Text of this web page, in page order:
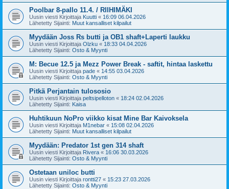
Poolbar 8-pallo 11.4. / RIIHIMÄKI
Uusin viesti Kirjoittaja Kuutti « 16:09 06.04.2026
Lähetetty Sijainti: Muut kansalliset kilpailut
Myydään Joss Rs butti ja OB1 shaft+Laperti laukku
Uusin viesti Kirjoittaja Olzku « 18:33 04.04.2026
Lähetetty Sijainti: Osto & Myynti
M: Becue 12.5 ja Mezz Power Break - saftit, hintaa laskettu
Uusin viesti Kirjoittaja pade « 14:55 03.04.2026
Lähetetty Sijainti: Osto & Myynti
Pitkä Perjantain tulososio
Uusin viesti Kirjoittaja peltsipelloton « 18:24 02.04.2026
Lähetetty Sijainti: Kaisa
Huhtikuun NoPro viikko kisat Mine Bar Kaivoksela
Uusin viesti Kirjoittaja M1nebar « 15:08 02.04.2026
Lähetetty Sijainti: Muut kansalliset kilpailut
Myydään: Predator 1st gen 314 shaft
Uusin viesti Kirjoittaja Rivera « 16:06 30.03.2026
Lähetetty Sijainti: Osto & Myynti
Ostetaan uniloc butti
Uusin viesti Kirjoittaja rontti27 « 15:23 27.03.2026
Lähetetty Sijainti: Osto & Myynti